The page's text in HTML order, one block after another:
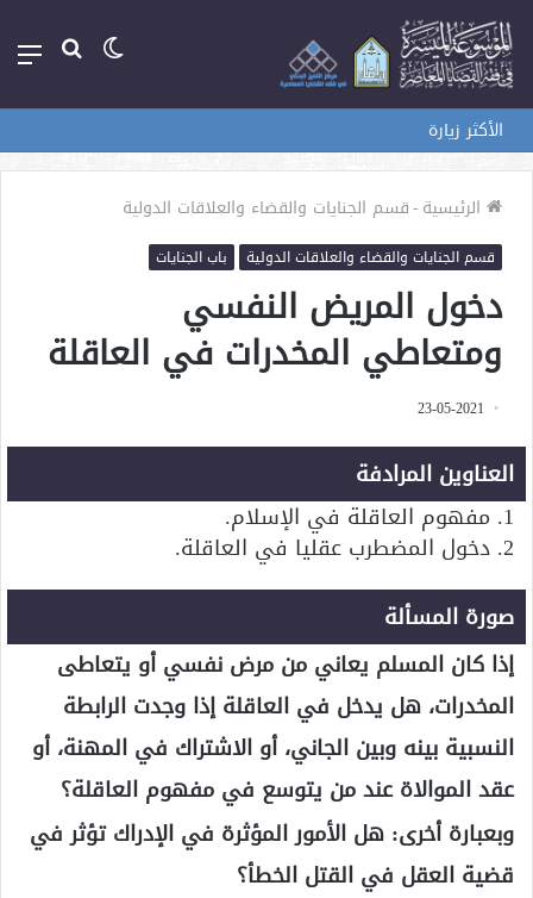
بحث الوضع
الأكثر زيارة
الرئيسية-قسم الجنايات والقضاء والعلاقات الدولية
قسم الجنايات والقضاء والعلاقات الدولية باب الجنايات
دخول المريض النفسي
ومتعاطي المخدرات في العاقلة
23-05-2021
العناوين المرادفة
1. مفهوم العاقلة في الإسلام.
2. دخول المضطرب عقليا في العاقلة.
صورة المسألة
إذا كان المسلم يعاني من مرض نفسي أو يتعاطى
المخدرات، هل يدخل في العاقلة إذا وجدت الرابطة
النسبية بينه وبين الجاني، أو الاشتراك في المهنة، أو
عقد الموالاة عند من يتوسع في مفهوم العاقلة؟
وبعبارة أخرى: هل الأمور المؤثرة في الإدراك تؤثر في
قضية العقل في القتل الخطأ؟